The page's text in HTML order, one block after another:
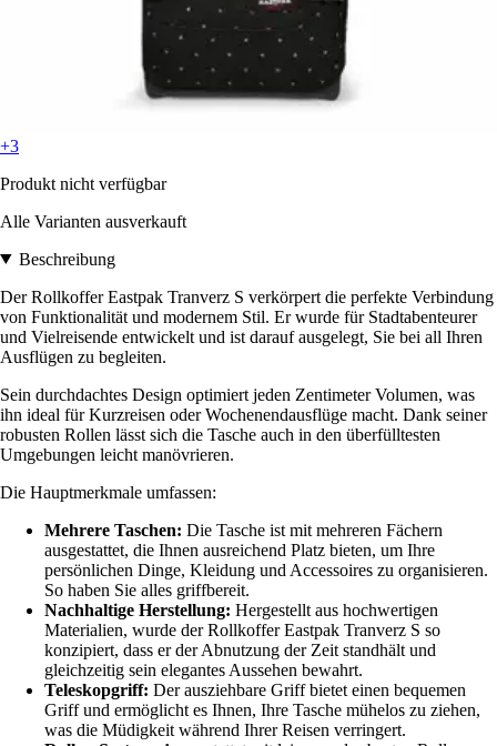
+3
Produkt nicht verfügbar
Alle Varianten ausverkauft
Beschreibung
Der Rollkoffer Eastpak Tranverz S verkörpert die perfekte Verbindung
von Funktionalität und modernem Stil. Er wurde für Stadtabenteurer
und Vielreisende entwickelt und ist darauf ausgelegt, Sie bei all Ihren
Ausflügen zu begleiten.
Sein durchdachtes Design optimiert jeden Zentimeter Volumen, was
ihn ideal für Kurzreisen oder Wochenendausflüge macht. Dank seiner
robusten Rollen lässt sich die Tasche auch in den überfülltesten
Umgebungen leicht manövrieren.
Die Hauptmerkmale umfassen:
Mehrere Taschen: Die Tasche ist mit mehreren Fächern
ausgestattet, die Ihnen ausreichend Platz bieten, um Ihre
persönlichen Dinge, Kleidung und Accessoires zu organisieren.
So haben Sie alles griffbereit.
Nachhaltige Herstellung: Hergestellt aus hochwertigen
Materialien, wurde der Rollkoffer Eastpak Tranverz S so
konzipiert, dass er der Abnutzung der Zeit standhält und
gleichzeitig sein elegantes Aussehen bewahrt.
Teleskopgriff: Der ausziehbare Griff bietet einen bequemen
Griff und ermöglicht es Ihnen, Ihre Tasche mühelos zu ziehen,
was die Müdigkeit während Ihrer Reisen verringert.